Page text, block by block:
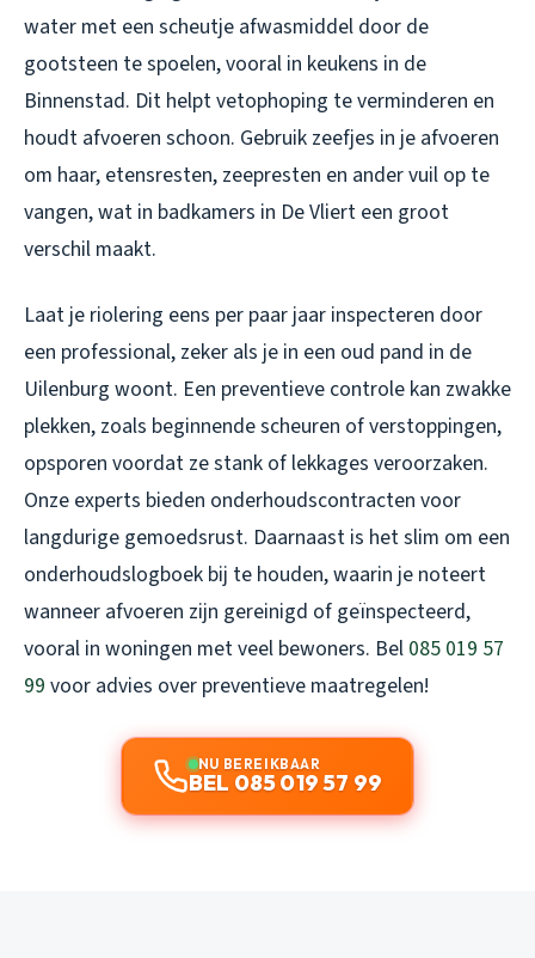
water met een scheutje afwasmiddel door de
gootsteen te spoelen, vooral in keukens in de
Binnenstad. Dit helpt vetophoping te verminderen en
houdt afvoeren schoon. Gebruik zeefjes in je afvoeren
om haar, etensresten, zeepresten en ander vuil op te
vangen, wat in badkamers in De Vliert een groot
verschil maakt.
Laat je riolering eens per paar jaar inspecteren door
een professional, zeker als je in een oud pand in de
Uilenburg woont. Een preventieve controle kan zwakke
plekken, zoals beginnende scheuren of verstoppingen,
opsporen voordat ze stank of lekkages veroorzaken.
Onze experts bieden onderhoudscontracten voor
langdurige gemoedsrust. Daarnaast is het slim om een
onderhoudslogboek bij te houden, waarin je noteert
wanneer afvoeren zijn gereinigd of geïnspecteerd,
vooral in woningen met veel bewoners. Bel 085 019 57
99 voor advies over preventieve maatregelen!
NU BEREIKBAAR
BEL 085 019 57 99